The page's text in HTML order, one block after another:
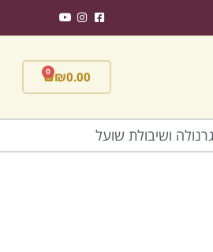
₪0.00
0
גרנולה ושיבולת שועל